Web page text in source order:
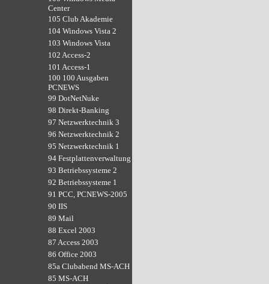
Center
105 Club Akademie
104 Windows Vista 2
103 Windows Vista
102 Access-2
101 Access-1
100 100 Ausgaben
PCNEWS
99 DotNetNuke
98 Direkt-Banking
97 Netzwerktechnik 3
96 Netzwerktechnik 2
95 Netzwerktechnik 1
94 Festplattenverwaltung
93 Betriebssysteme 2
92 Betriebssysteme 1
91 PCC, PCNEWS-2005
90 IIS
89 Mail
88 Excel 2003
87 Access 2003
86 Office 2003
85a Clubabend MS-ACH
85 MS-ACH